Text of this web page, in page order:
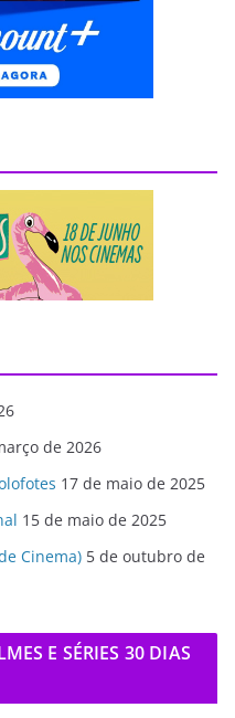
de 2026
17 de maio de 2025
15 de maio de 2025
Cinema) 5 de outubro de
E SÉRIES 30 DIAS